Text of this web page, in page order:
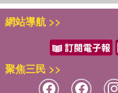
網站導航 >>
聚焦三民 >>